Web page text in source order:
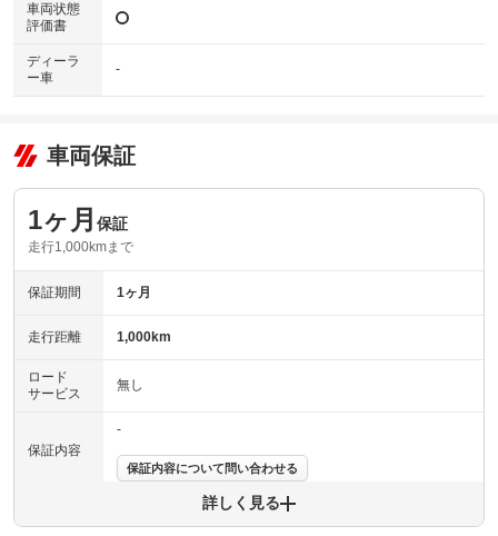
車両状態
評価書
ディーラ
ー車
-
車両保証
1ヶ月 保証
走行1,000kmまで
保証期間 1ヶ月
走行距離 1,000km
ロード
サービス
無し
保証内容
-
保証内容について問い合わせる
詳しく見る